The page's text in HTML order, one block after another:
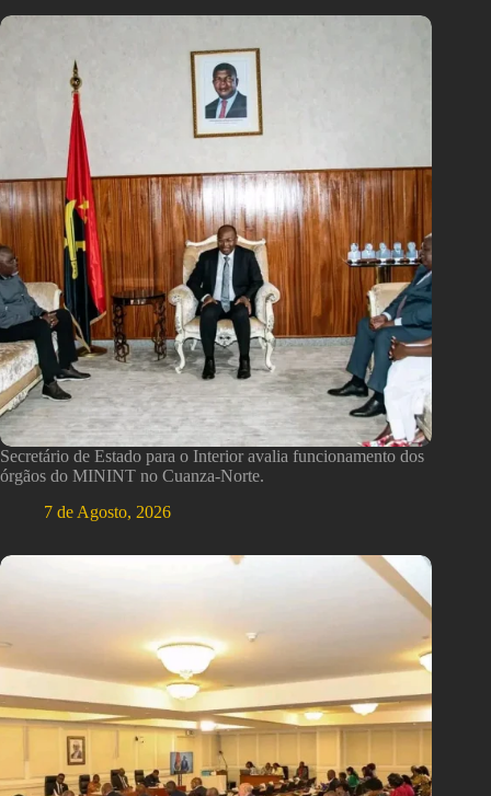
Secretário de Estado para o Interior avalia funcionamento dos
órgãos do MININT no Cuanza-Norte.
7 de Agosto, 2026